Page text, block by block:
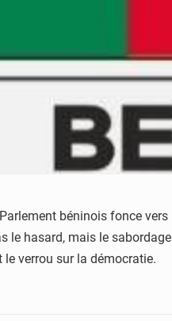
béninois fonce
le hasard, mais le
verrou sur la démocratie.